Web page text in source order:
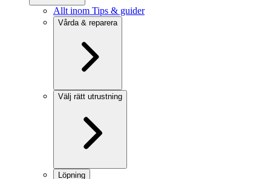
Allt inom Tips & guider
Vårda & reparera
Välj rätt utrustning
Löpning